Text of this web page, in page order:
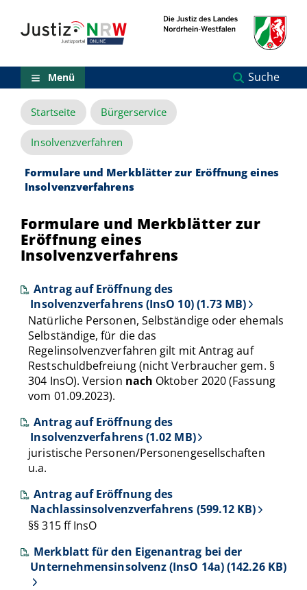
Inhalt
(Sprungmarken)
Menü
Zur
Suche
Zur
NRW-
Entscheidungssuche
Zur
Hauptnavigation
Zum
Zu
ausgewählten
Links
zu
Seiten
Menü Suche
Startseite Bürgerservice
Insolvenzverfahren
Formulare und Merkblätter zur Eröffnung eines
Insolvenzverfahrens
Formulare und Merkblätter zur
Eröffnung eines
Insolvenzverfahrens
Antrag auf Eröffnung des
Insolvenzverfahrens (InsO 10) (1.73 MB)
Natürliche Personen, Selbständige oder ehemals
Selbständige, für die das
Regelinsolvenzverfahren gilt mit Antrag auf
Restschuldbefreiung (nicht Verbraucher gem. §
304 InsO). Version nach Oktober 2020 (Fassung
vom 01.09.2023).
Antrag auf Eröffnung des
Insolvenzverfahrens (1.02 MB)
juristische Personen/Personengesellschaften
u.a.
Antrag auf Eröffnung des
Nachlassinsolvenzverfahrens (599.12 KB)
§§ 315 ff InsO
Merkblatt für den Eigenantrag bei der
Unternehmensinsolvenz (InsO 14a) (142.26 KB)